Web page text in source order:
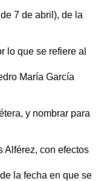
7 de abril), de la
lo que se refiere al
María García
y nombrar para
Alférez, con efectos
la fecha en que se